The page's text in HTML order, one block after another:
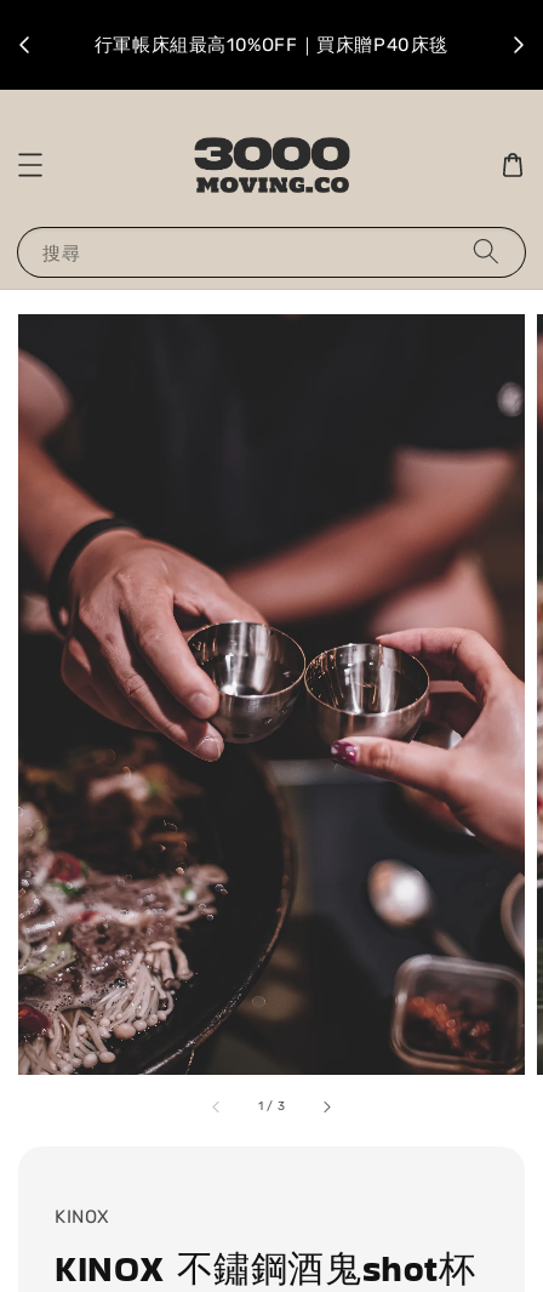
行軍帳床組最高10%OFF｜買床贈P40床毯
搜尋
1 / 3
KINOX
KINOX 不鏽鋼酒鬼shot杯